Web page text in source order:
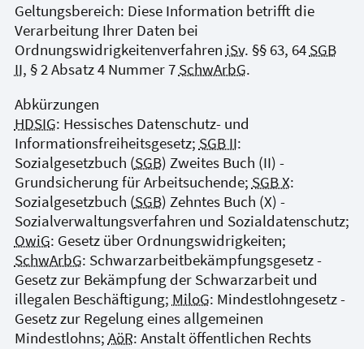
Geltungsbereich: Diese Information betrifft die
Verarbeitung Ihrer Daten bei
Ordnungswidrigkeitenverfahren iSv. §§ 63, 64 SGB
II, § 2 Absatz 4 Nummer 7 SchwArbG.
Abkürzungen
HDSIG: Hessisches Datenschutz- und
Informationsfreiheitsgesetz; SGB II:
Sozialgesetzbuch (SGB) Zweites Buch (II) -
Grundsicherung für Arbeitsuchende; SGB X:
Sozialgesetzbuch (SGB) Zehntes Buch (X) -
Sozialverwaltungsverfahren und Sozialdatenschutz;
OwiG: Gesetz über Ordnungswidrigkeiten;
SchwArbG: Schwarzarbeitbekämpfungsgesetz -
Gesetz zur Bekämpfung der Schwarzarbeit und
illegalen Beschäftigung; MiloG: Mindestlohngesetz -
Gesetz zur Regelung eines allgemeinen
Mindestlohns; AöR: Anstalt öffentlichen Rechts